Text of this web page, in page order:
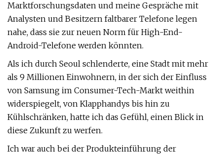
Marktforschungsdaten und meine Gespräche mit
Analysten und Besitzern faltbarer Telefone legen
nahe, dass sie zur neuen Norm für High-End-
Android-Telefone werden könnten.
Als ich durch Seoul schlenderte, eine Stadt mit mehr
als 9 Millionen Einwohnern, in der sich der Einfluss
von Samsung im Consumer-Tech-Markt weithin
widerspiegelt, von Klapphandys bis hin zu
Kühlschränken, hatte ich das Gefühl, einen Blick in
diese Zukunft zu werfen.
Ich war auch bei der Produkteinführung der